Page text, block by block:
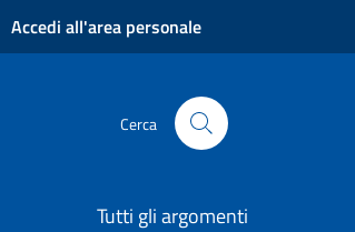
Accedi all'area personale
Cerca
Tutti gli argomenti